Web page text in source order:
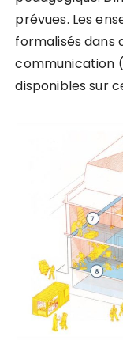
prévues. Les
formalisés dans
communication
disponibles sur